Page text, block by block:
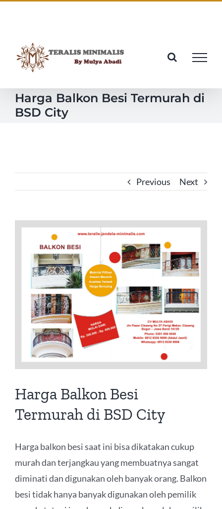
Harga Balkon Besi Termurah di
BSD City
Previous Next
View
Image
Harga Balkon Besi
Termurah di BSD City
Harga balkon besi saat ini bisa dikatakan cukup
murah dan terjangkau yang membuatnya sangat
diminati dan digunakan oleh banyak orang. Balkon
besi tidak hanya banyak digunakan oleh pemilik